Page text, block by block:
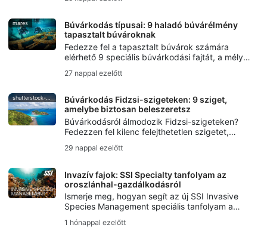
védelméhez, víz alatti művészetet alkottak, és
merülés hagyományait.
mares
Búvárkodás típusai: 9 haladó búvárélmény
tapasztalt búvároknak
Fedezze fel a tapasztalt búvárok számára
elérhető 9 speciális búvárkodási fajtát, a mély-
sodródó, éjszakai, jég-, rebreather-
27 nappal ezelőtt
shutterstock-bell-davey-photography
Búvárkodás Fidzsi-szigeteken: 9 sziget,
amelybe biztosan beleszeretsz
Búvárkodásról álmodozik Fidzsi-szigeteken?
Fedezzen fel kilenc felejthetetlen szigetet,
bikacápa-merüléséig.
29 nappal ezelőtt
Invazív fajok: SSI Specialty tanfolyam az
oroszlánhal-gazdálkodásról
Ismerje meg, hogyan segít az új SSI Invasive
Species Management speciális tanfolyam a
tűzhal felelősségteljes kezelésében és a helyi
1 hónappal ezelőtt